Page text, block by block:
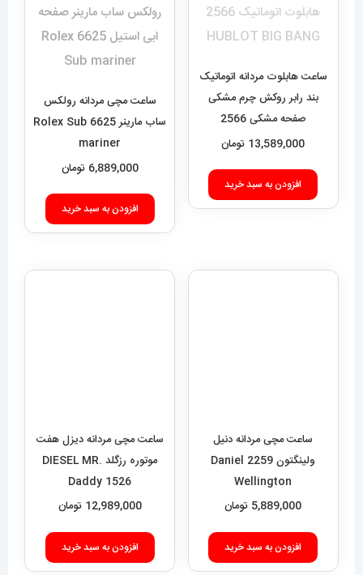
ساعت هابلوت مردانه اتوماتیک
بند رابر روکش چرم مشکی
صفحه مشکی 2566
HUBLOT BIG BANG
13,589,000 تومان
افزودن به سبد خرید
ساعت مچی مردانه رولکس
ساب مارینر 6625 Rolex Sub
mariner
6,889,000 تومان
افزودن به سبد خرید
ساعت مچی مردانه دنیل
ولینگتون 2259 Daniel
Wellington
5,889,000 تومان
افزودن به سبد خرید
ساعت مچی مردانه دیزل هفت
موتوره رزگلد DIESEL MR.
Daddy 1526
12,989,000 تومان
افزودن به سبد خرید